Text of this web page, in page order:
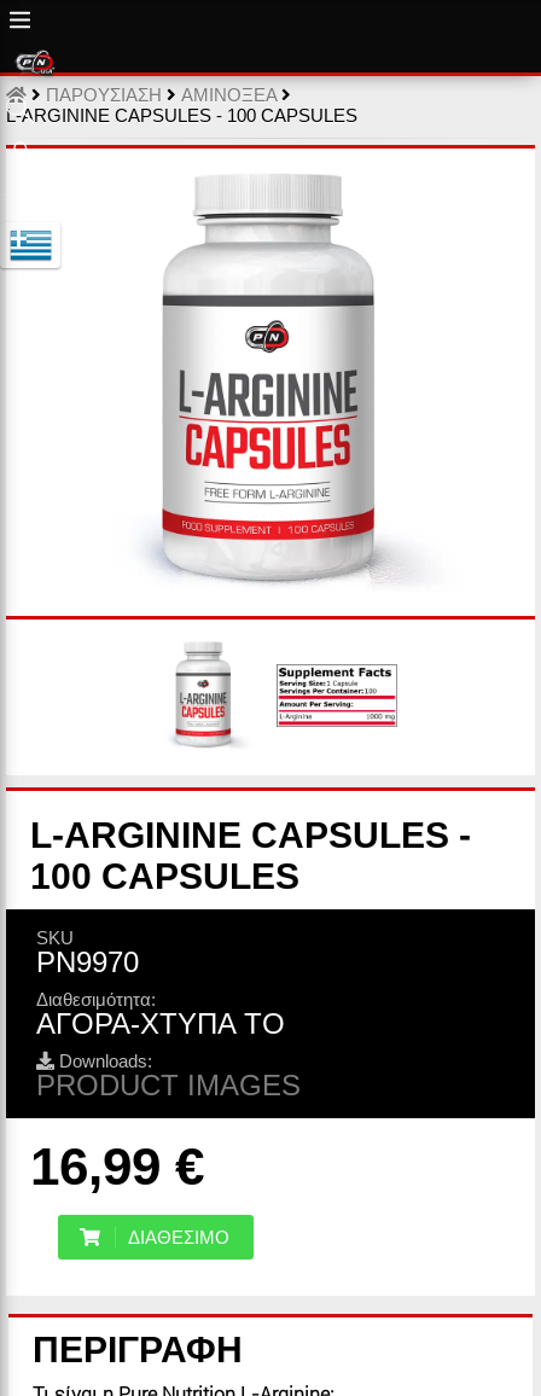
ΠΑΡΟΥΣΙΑΣΗ
ΑΜΙΝΟΞΕΑ
L-ARGININE CAPSULES - 100 CAPSULES
L-ARGININE CAPSULES -
100 CAPSULES
SKU
PN9970
Διαθεσιμότητα:
ΑΓΟΡΑ-ΧΤΥΠΑ ΤΟ
Downloads:
PRODUCT IMAGES
16,99 €
ΔΙΑΘΕΣΙΜΟ
ΠΕΡΙΓΡΑΦΗ